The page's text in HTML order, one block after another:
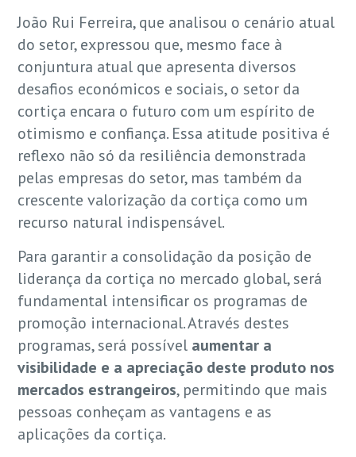
João Rui Ferreira, que analisou o cenário atual
do setor, expressou que, mesmo face à
conjuntura atual que apresenta diversos
desafios económicos e sociais, o setor da
cortiça encara o futuro com um espírito de
otimismo e confiança. Essa atitude positiva é
reflexo não só da resiliência demonstrada
pelas empresas do setor, mas também da
crescente valorização da cortiça como um
recurso natural indispensável.
Para garantir a consolidação da posição de
liderança da cortiça no mercado global, será
fundamental intensificar os programas de
promoção internacional. Através destes
programas, será possível aumentar a
visibilidade e a apreciação deste produto nos
mercados estrangeiros, permitindo que mais
pessoas conheçam as vantagens e as
aplicações da cortiça.